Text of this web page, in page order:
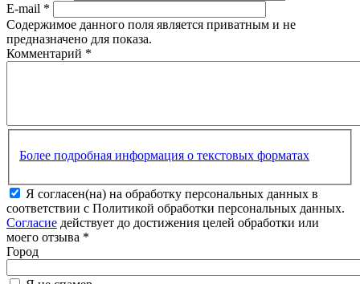
E-mail *
Содержимое данного поля является приватным и не
предназначено для показа.
Комментарий *
Более подробная информация о текстовых форматах
Я согласен(на) на обработку персональных данных в
соответствии с Политикой обработки персональных данных.
Согласие действует до достижения целей обработки или
моего отзыва *
Город